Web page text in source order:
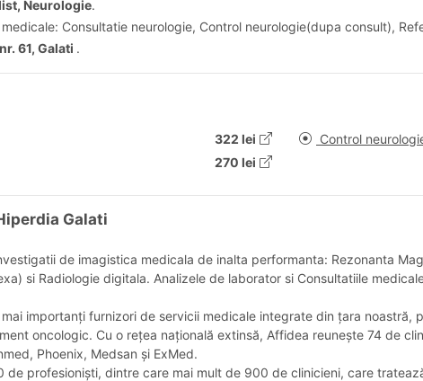
Neurologie.
Consultatie neurologie, Control neurologie(dupa consult),
61, Galati .
322 lei Control
270 lei
Galati
de imagistica medicala de inalta performanta: Rezonanta
si Radiologie digitala. Analizele de laborator si Consultatiile
importanți furnizori de servicii medicale integrate din țara noastră,
oncologic. Cu o rețea națională extinsă, Affidea reunește 74 de
Phoenix, Medsan și ExMed.
de profesioniști, dintre care mai mult de 900 de clinicieni, care